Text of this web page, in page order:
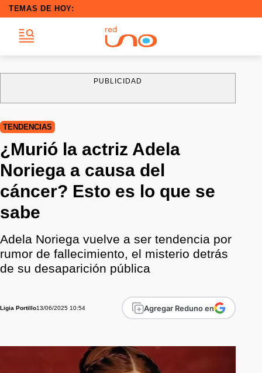
TEMAS DE HOY:
PUBLICIDAD
TENDENCIAS
¿Murió la actriz Adela
Noriega a causa del
cáncer? Esto es lo que se
sabe
Adela Noriega vuelve a ser tendencia por
rumor de fallecimiento, el misterio detrás
de su desaparición pública
Ligia Portillo13/06/2025 10:54 Agregar Reduno en